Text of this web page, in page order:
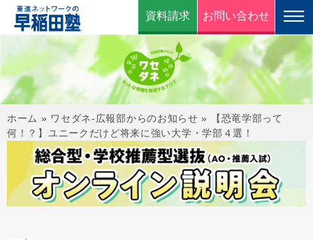
資料請求 お問い合わせ
ホーム » ワセダネ-広報部からのお知らせ »
【恐竜学部って
何！？】ユニークだけど将来に強い大学・学部４選！